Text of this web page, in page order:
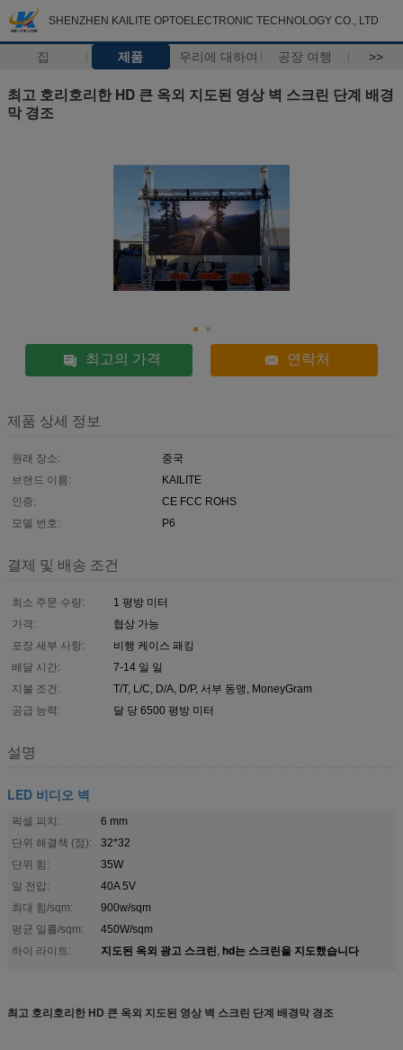
SHENZHEN KAILITE OPTOELECTRONIC TECHNOLOGY CO., LTD
집 제품 우리에 대하여 공장 여행 >>
최고 호리호리한 HD 큰 옥외 지도된 영상 벽 스크린 단계 배경
막 경조
최고의 가격 연락처
제품 상세 정보
원래 장소:
중국
브랜드 이름:
KAILITE
인증:
CE FCC ROHS
모델 번호:
P6
결제 및 배송 조건
최소 주문 수량:
1 평방 미터
가격:
협상 가능
포장 세부 사항:
비행 케이스 패킹
배달 시간:
7-14 일 일
지불 조건:
T/T, L/C, D/A, D/P, 서부 동맹, MoneyGram
공급 능력:
달 당 6500 평방 미터
설명
LED 비디오 벽
픽셀 피치:
6 mm
단위 해결책 (점):
32*32
단위 힘:
35W
일 전압:
40A 5V
최대 힘/sqm:
900w/sqm
평균 일률/sqm:
450W/sqm
하이 라이트:
지도된 옥외 광고 스크린, hd는 스크린을 지도했습니다
최고 호리호리한 HD 큰 옥외 지도된 영상 벽 스크린 단계 배경막 경조